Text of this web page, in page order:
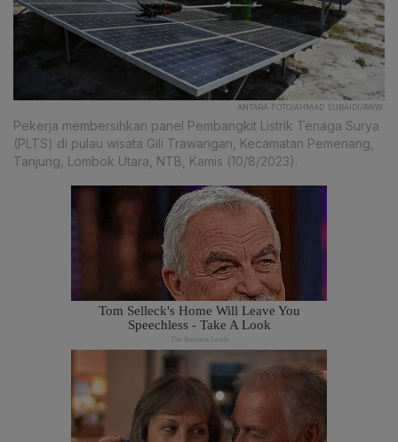
ANTARA FOTO/AHMAD SUBAIDI/AWW.
Pekerja membersihkan panel Pembangkit Listrik Tenaga Surya
(PLTS) di pulau wisata Gili Trawangan, Kecamatan Pemenang,
Tanjung, Lombok Utara, NTB, Kamis (10/8/2023).